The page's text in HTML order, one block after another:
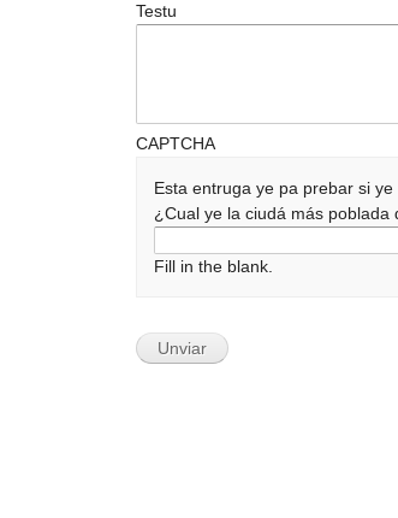
Testu
CAPTCHA
Esta entruga ye pa prebar si
¿Cual ye la ciudá más
Fill in the blank.